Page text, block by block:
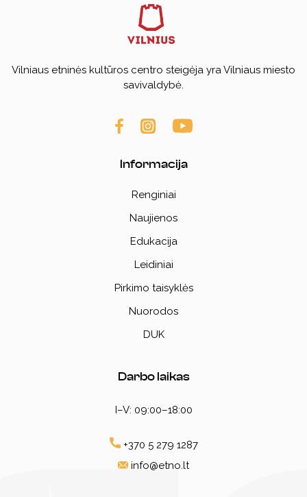
Vilniaus etninės kultūros centro steigėja yra Vilniaus miesto
savivaldybė.
Informacija
Renginiai
Naujienos
Edukacija
Leidiniai
Pirkimo taisyklės
Nuorodos
DUK
Darbo laikas
I–V: 09:00–18:00
+370 5 279 1287
info@etno.lt